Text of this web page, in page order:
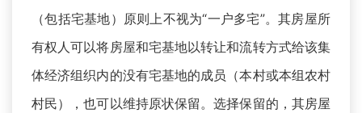
（包括宅基地）原则上不视为“一户多宅”。其房屋所
有权人可以将房屋和宅基地以转让和流转方式给该集
体经济组织内的没有宅基地的成员（本村或本组农村
村民），也可以维持原状保留。选择保留的，其房屋